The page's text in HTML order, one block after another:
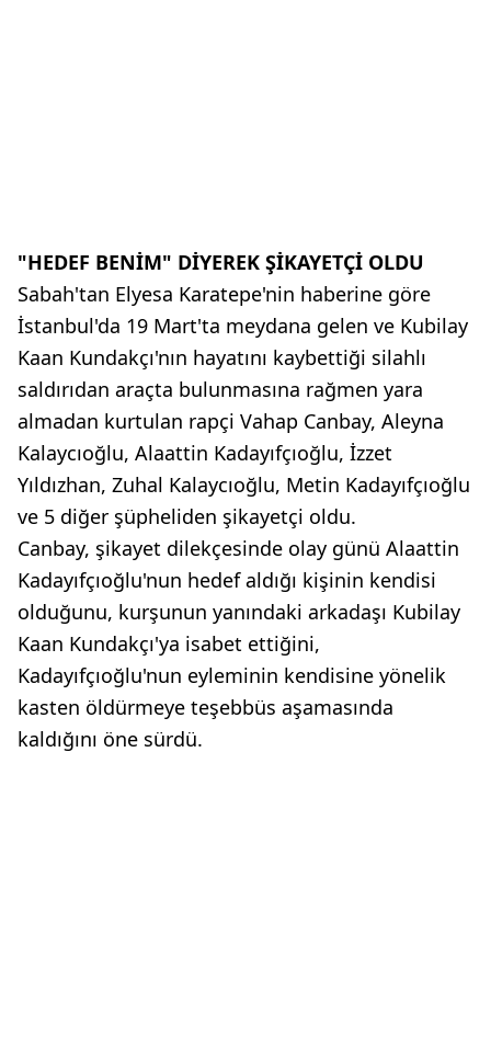
"HEDEF BENİM" DİYEREK ŞİKAYETÇİ OLDU
Sabah'tan Elyesa Karatepe'nin haberine göre
İstanbul'da 19 Mart'ta meydana gelen ve Kubilay
Kaan Kundakçı'nın hayatını kaybettiği silahlı
saldırıdan araçta bulunmasına rağmen yara
almadan kurtulan rapçi Vahap Canbay, Aleyna
Kalaycıoğlu, Alaattin Kadayıfçıoğlu, İzzet
Yıldızhan, Zuhal Kalaycıoğlu, Metin Kadayıfçıoğlu
ve 5 diğer şüpheliden şikayetçi oldu.
Canbay, şikayet dilekçesinde olay günü Alaattin
Kadayıfçıoğlu'nun hedef aldığı kişinin kendisi
olduğunu, kurşunun yanındaki arkadaşı Kubilay
Kaan Kundakçı'ya isabet ettiğini,
Kadayıfçıoğlu'nun eyleminin kendisine yönelik
kasten öldürmeye teşebbüs aşamasında
kaldığını öne sürdü.